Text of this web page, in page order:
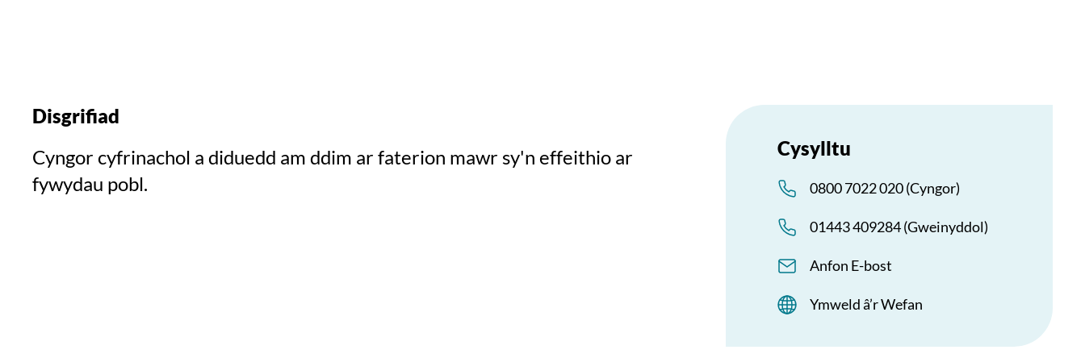
Disgrifiad
Cyngor cyfrinachol a diduedd am ddim ar faterion mawr sy'n effeithio ar
fywydau pobl.
Cysylltu
0800 7022 020 (Cyngor)
01443 409284 (Gweinyddol)
Anfon E-bost
Ymweld â’r Wefan